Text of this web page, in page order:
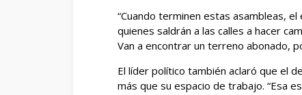
“Cuando terminen estas asambleas,
quienes saldrán a las calles a hacer
Van a encontrar un terreno abonado,
El líder político también aclaró que el
más que su espacio de trabajo. “Esa